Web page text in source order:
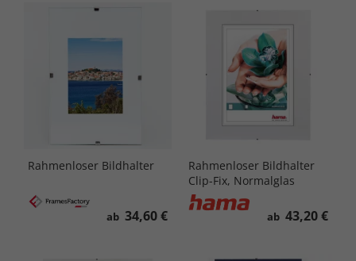
Rahmenloser Bildhalter
ab 34,60 €
Rahmenloser Bildhalter
Clip-Fix, Normalglas
ab 43,20 €